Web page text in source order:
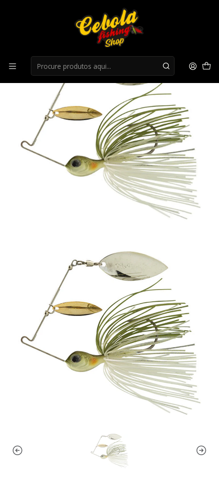
AMOSTRA MOLIX VENATOR SR - 1oz